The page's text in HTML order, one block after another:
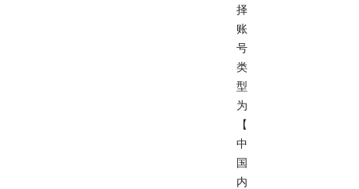
择
账
号
类
型
为
【
中
国
内